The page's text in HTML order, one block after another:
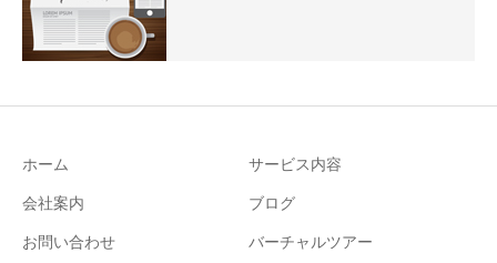
ホーム
サービス内容
会社案内
ブログ
お問い合わせ
バーチャルツアー